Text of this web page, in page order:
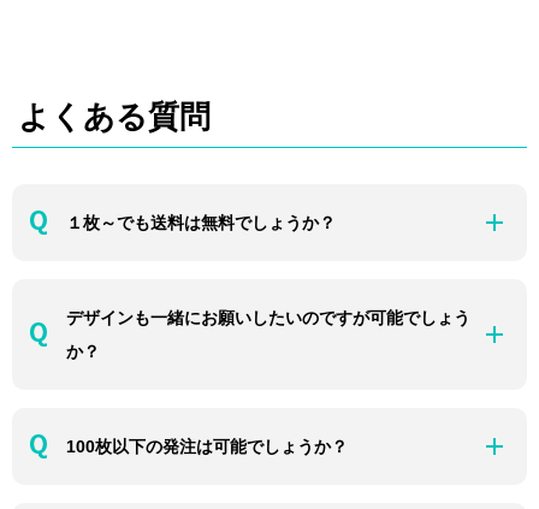
よくある質問
１枚～でも送料は無料でしょうか？
デザインも一緒にお願いしたいのですが可能でしょう
か？
100枚以下の発注は可能でしょうか？